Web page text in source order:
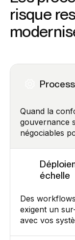
risque
Quand la
gouvernance
négociables
échelle
Des
exigent un
avec vos